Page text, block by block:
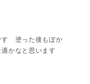
す 塗った後もぽか
かなと思います